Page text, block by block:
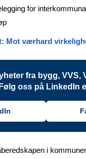
for
Mot værhard
fra bygg, VVS,
oss på LinkedIn
i